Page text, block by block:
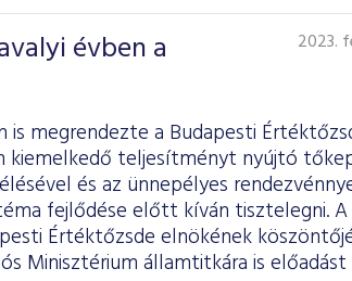
évben a
2023.
megrendezte a Budapesti
kiemelkedő teljesítményt nyújtó
és az ünnepélyes
fejlődése előtt kíván tisztelegni. A
Értéktőzsde elnökének
Minisztérium államtitkára is előadást